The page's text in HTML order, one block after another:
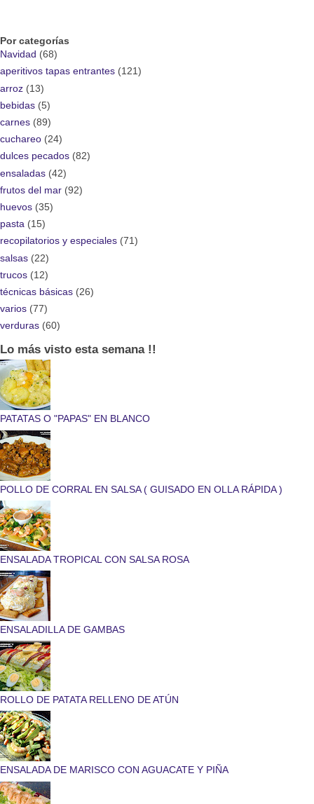
Por categorías
Navidad (68)
aperitivos tapas entrantes (121)
arroz (13)
bebidas (5)
carnes (89)
cuchareo (24)
dulces pecados (82)
ensaladas (42)
frutos del mar (92)
huevos (35)
pasta (15)
recopilatorios y especiales (71)
salsas (22)
trucos (12)
técnicas básicas (26)
varios (77)
verduras (60)
Lo más visto esta semana !!
PATATAS O "PAPAS" EN BLANCO
POLLO DE CORRAL EN SALSA ( GUISADO EN OLLA RÁPIDA )
ENSALADA TROPICAL CON SALSA ROSA
ENSALADILLA DE GAMBAS
ROLLO DE PATATA RELLENO DE ATÚN
ENSALADA DE MARISCO CON AGUACATE Y PIÑA